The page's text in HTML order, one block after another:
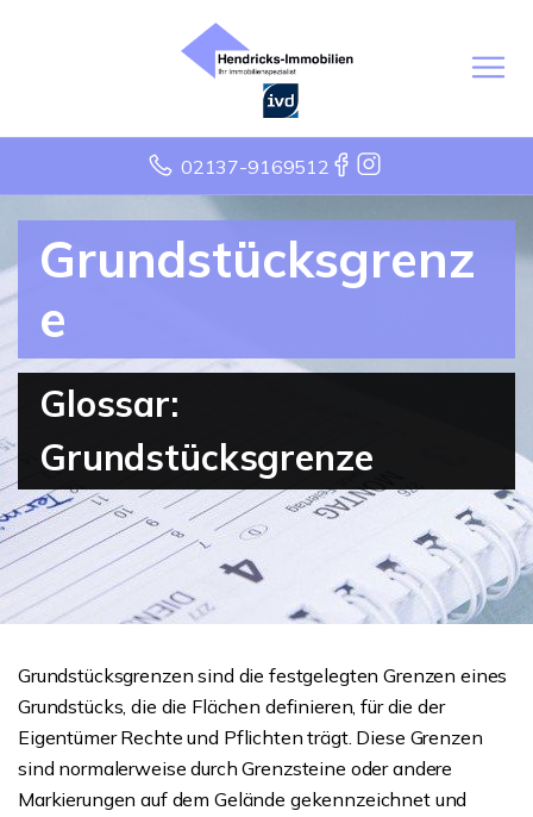
02137-9169512
Grundstücksgrenz
e
Glossar:
Grundstücksgrenze
Grundstücksgrenzen sind die festgelegten Grenzen eines
Grundstücks, die die Flächen definieren, für die der
Eigentümer Rechte und Pflichten trägt. Diese Grenzen
sind normalerweise durch Grenzsteine oder andere
Markierungen auf dem Gelände gekennzeichnet und